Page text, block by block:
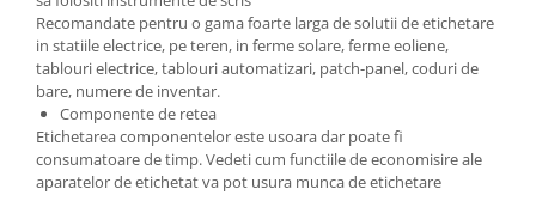
Recomandate pentru o gama foarte larga de solutii de etichetare
in statiile electrice, pe teren, in ferme solare, ferme eoliene,
tablouri electrice, tablouri automatizari, patch-panel, coduri de
bare, numere de inventar.
Componente de retea
Etichetarea componentelor este usoara dar poate fi
consumatoare de timp. Vedeti cum functiile de economisire ale
aparatelor de etichetat va pot usura munca de etichetare